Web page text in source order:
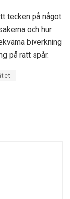
tecken på något
och hur
biverkning
på rätt spår.